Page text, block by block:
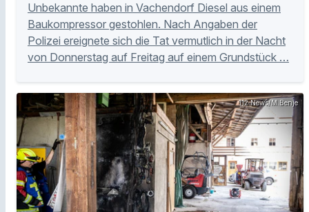
Unbekannte haben in Vachendorf Diesel aus einem
Baukompressor gestohlen. Nach Angaben der
Polizei ereignete sich die Tat vermutlich in der Nacht
von Donnerstag auf Freitag auf einem Grundstück …
112 News/M.Benje